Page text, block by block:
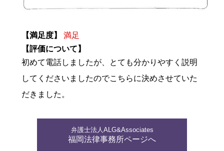
【満足度】
満足
【評価について】
初めて電話しましたが、とても分かりやすく説明
してくださいましたのでこちらに決めさせていた
だきました。
弁護士法人ALG&Associates
福岡法律事務所ページへ